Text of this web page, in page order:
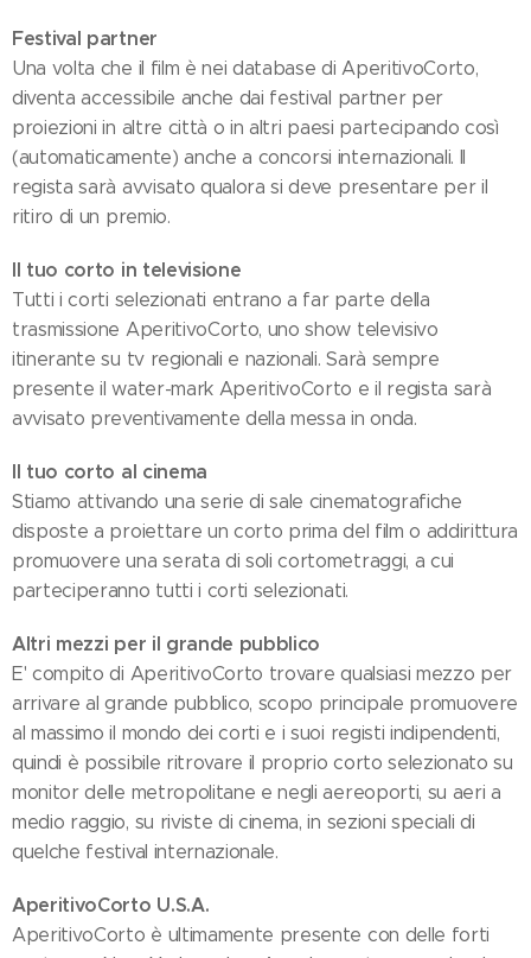
Festival partner
Una volta che il film è nei database di AperitivoCorto,
diventa accessibile anche dai festival partner per
proiezioni in altre città o in altri paesi partecipando così
(automaticamente) anche a concorsi internazionali. Il
regista sarà avvisato qualora si deve presentare per il
ritiro di un premio.
Il tuo corto in televisione
Tutti i corti selezionati entrano a far parte della
trasmissione AperitivoCorto, uno show televisivo
itinerante su tv regionali e nazionali. Sarà sempre
presente il water-mark AperitivoCorto e il regista sarà
avvisato preventivamente della messa in onda.
Il tuo corto al cinema
Stiamo attivando una serie di sale cinematografiche
disposte a proiettare un corto prima del film o addirittura
promuovere una serata di soli cortometraggi, a cui
parteciperanno tutti i corti selezionati.
Altri mezzi per il grande pubblico
E' compito di AperitivoCorto trovare qualsiasi mezzo per
arrivare al grande pubblico, scopo principale promuovere
al massimo il mondo dei corti e i suoi registi indipendenti,
quindi è possibile ritrovare il proprio corto selezionato su
monitor delle metropolitane e negli aereoporti, su aeri a
medio raggio, su riviste di cinema, in sezioni speciali di
quelche festival internazionale.
AperitivoCorto U.S.A.
AperitivoCorto è ultimamente presente con delle forti